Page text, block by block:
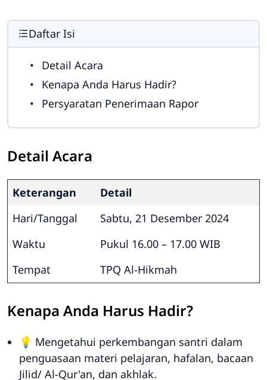
Daftar Isi
Detail Acara
Kenapa Anda Harus Hadir?
Persyaratan Penerimaan Rapor
Detail Acara
Keterangan
Detail
Hari/Tanggal
Sabtu, 21 Desember 2024
Waktu
Pukul 16.00 – 17.00 WIB
Tempat
TPQ Al-Hikmah
Kenapa Anda Harus Hadir?
💡 Mengetahui perkembangan santri dalam
penguasaan materi pelajaran, hafalan, bacaan
Jilid/ Al-Qur'an, dan akhlak.